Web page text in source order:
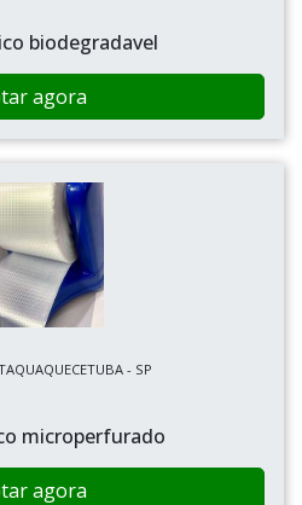
biodegradavel
agora
- SP
microperfurado
agora